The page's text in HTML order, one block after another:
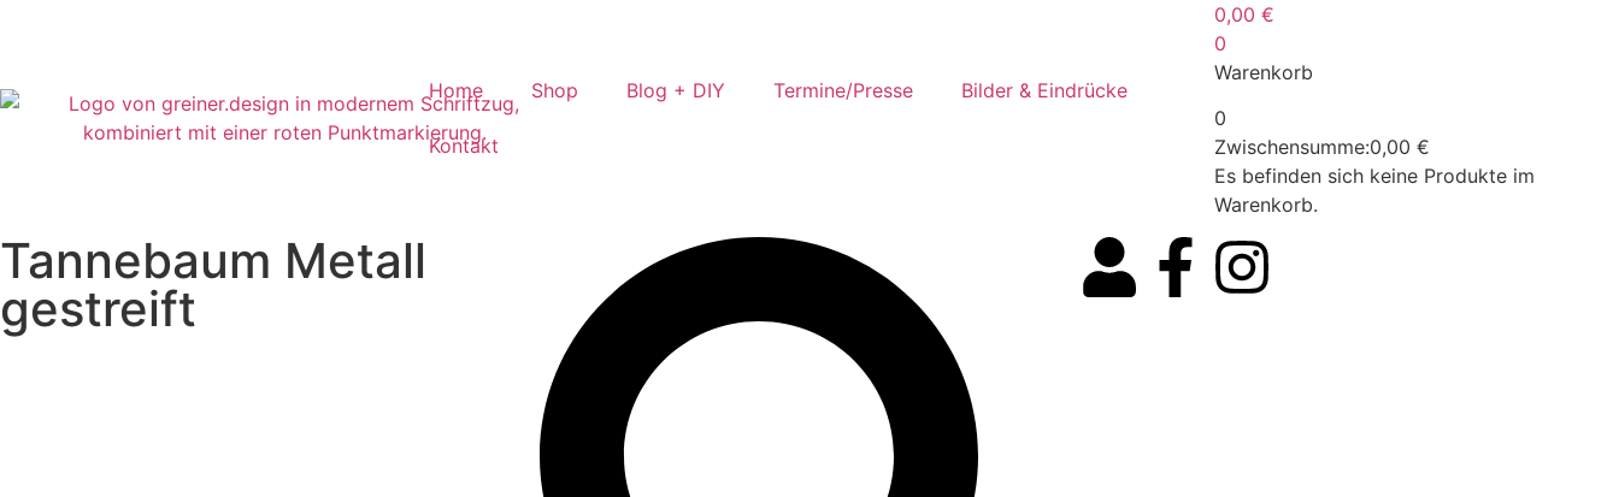
Home Shop Blog + DIY Termine/Presse Bilder & Eindrücke
Kontakt
0,00 €
0
Warenkorb
0
Zwischensumme:0,00 €
Es befinden sich keine Produkte im
Warenkorb.
Tannebaum Metall
gestreift